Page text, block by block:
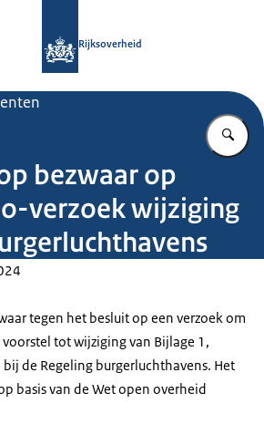
Rijksoverheid
bezwaar op
verzoek wijziging
tegen het besluit op een verzoek om
tot wijziging van Bijlage 1,
de Regeling burgerluchthavens. Het
basis van de Wet open overheid